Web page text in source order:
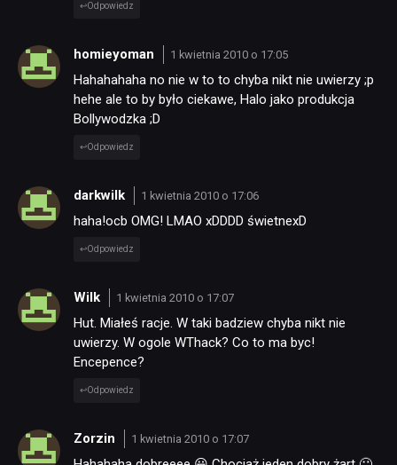
NEWSY
Odpowiedz
homieyoman 1 kwietnia 2010 o 17:05
Hahahahaha no nie w to to chyba nikt nie uwierzy ;p
hehe ale to by było ciekawe, Halo jako produkcja
Bollywodzka ;D
Odpowiedz
darkwilk 1 kwietnia 2010 o 17:06
haha!ocb OMG! LMAO xDDDD świetnexD
Odpowiedz
Wilk 1 kwietnia 2010 o 17:07
Hut. Miałeś racje. W taki badziew chyba nikt nie
uwierzy. W ogole WThack? Co to ma byc!
Encepence?
Odpowiedz
Zorzin 1 kwietnia 2010 o 17:07